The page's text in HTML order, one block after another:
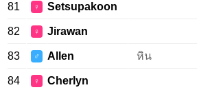
81 ♀ Setsupakoon
82 ♀ Jirawan
83 ♂ Allen หิน
84 ♀ Cherlyn